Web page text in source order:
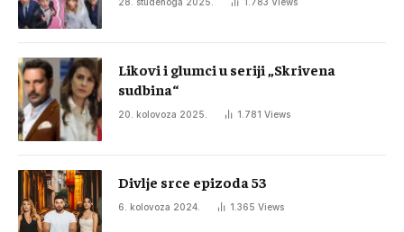
Likovi i glumci u seriji „Skrivena
sudbina“
20. kolovoza 2025. 1.781 Views
Divlje srce epizoda 53
6. kolovoza 2024. 1.365 Views